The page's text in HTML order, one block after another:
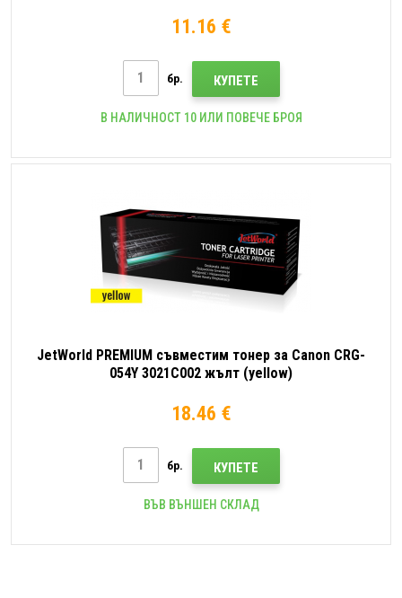
11.16 €
бр. КУПЕТЕ
В НАЛИЧНОСТ 10 ИЛИ ПОВЕЧЕ БРОЯ
JetWorld PREMIUM съвместим тонер за Canon CRG-
054Y 3021C002 жълт (yellow)
18.46 €
бр. КУПЕТЕ
ВЪВ ВЪНШЕН СКЛАД